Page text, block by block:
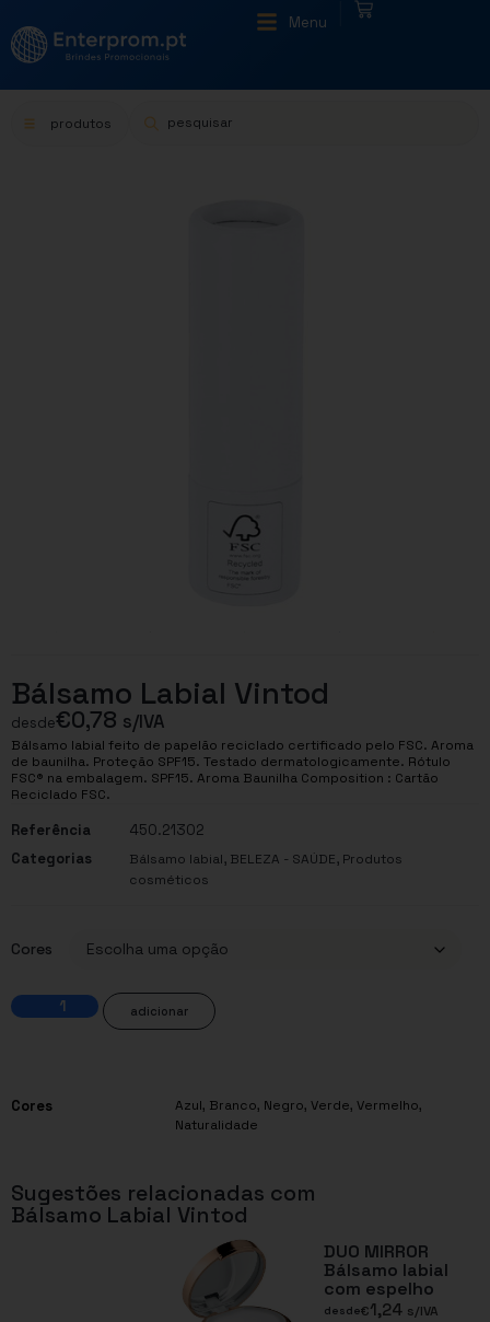
Menu
produtos
Bálsamo Labial Vintod
desde€0,78 s/IVA
Bálsamo labial feito de papelão reciclado certificado pelo FSC. Aroma
de baunilha. Proteção SPF15. Testado dermatologicamente. Rótulo
FSC® na embalagem. SPF15. Aroma Baunilha Composition : Cartão
Reciclado FSC.
Referência
450.21302
Categorias
Bálsamo labial, BELEZA - SAÚDE, Produtos
cosméticos
Cores
adicionar
Cores Azul, Branco, Negro, Verde, Vermelho,
Naturalidade
Sugestões relacionadas com
Bálsamo Labial Vintod
DUO MIRROR
Bálsamo labial
com espelho
desde€1,24 s/IVA